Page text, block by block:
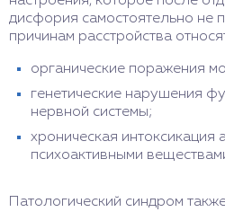
дисфория самостоятельно не
причинам расстройства
органические поражения
генетические нарушения
нервной системы;
хроническая интоксикация
психоактивными
Патологический синдром